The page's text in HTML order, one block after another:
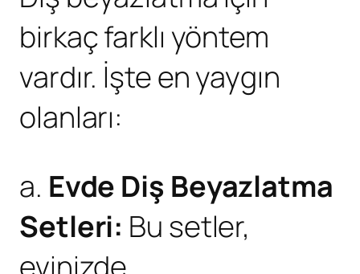
birkaç farklı yöntem
vardır. İşte en yaygın
olanları:
a. Evde Diş Beyazlatma
Setleri: Bu setler,